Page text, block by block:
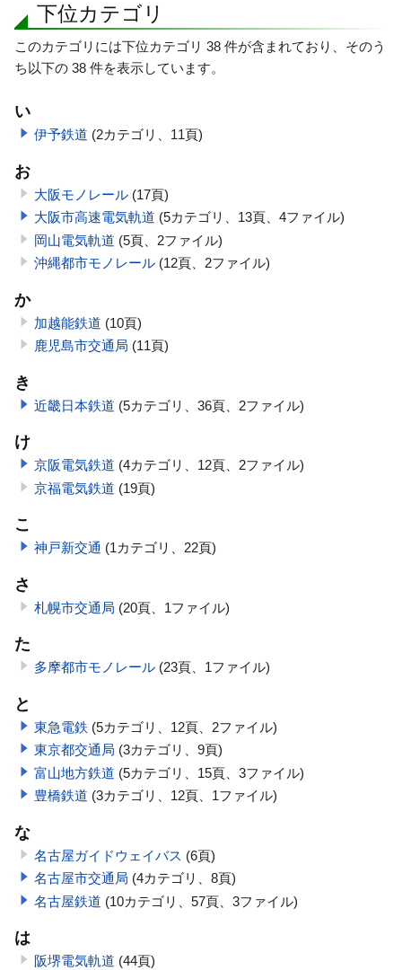
下位カテゴリ
このカテゴリには下位カテゴリ 38 件が含まれており、そのう
ち以下の 38 件を表示しています。
い
伊予鉄道 (2カテゴリ、11頁)
お
大阪モノレール (17頁)
大阪市高速電気軌道 (5カテゴリ、13頁、4ファイル)
岡山電気軌道 (5頁、2ファイル)
沖縄都市モノレール (12頁、2ファイル)
か
加越能鉄道 (10頁)
鹿児島市交通局 (11頁)
き
近畿日本鉄道 (5カテゴリ、36頁、2ファイル)
け
京阪電気鉄道 (4カテゴリ、12頁、2ファイル)
京福電気鉄道 (19頁)
こ
神戸新交通 (1カテゴリ、22頁)
さ
札幌市交通局 (20頁、1ファイル)
た
多摩都市モノレール (23頁、1ファイル)
と
東急電鉄 (5カテゴリ、12頁、2ファイル)
東京都交通局 (3カテゴリ、9頁)
富山地方鉄道 (5カテゴリ、15頁、3ファイル)
豊橋鉄道 (3カテゴリ、12頁、1ファイル)
な
名古屋ガイドウェイバス (6頁)
名古屋市交通局 (4カテゴリ、8頁)
名古屋鉄道 (10カテゴリ、57頁、3ファイル)
は
阪堺電気軌道 (44頁)